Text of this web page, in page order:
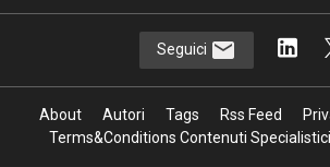
Seguici
About Autori Tags Rss Feed
Terms&Conditions Contenuti Specialistici